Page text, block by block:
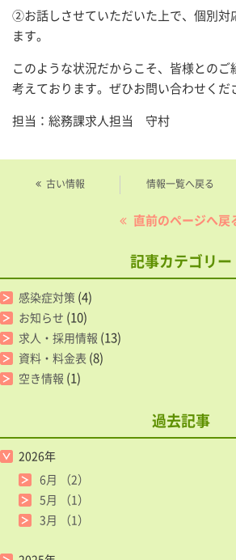
②お話しさせていただいた上で、個別対
ます。
このような状況だからこそ、皆様とのご
考えております。ぜひお問い合わせくだ
担当：総務課求人担当 守村
古い情報 情報一覧へ戻る
直前のページへ戻
記事カテゴリー
感染症対策 (4)
お知らせ (10)
求人・採用情報 (13)
資料・料金表 (8)
空き情報 (1)
過去記事
2026年
6月
（2）
5月
（1）
3月
（1）